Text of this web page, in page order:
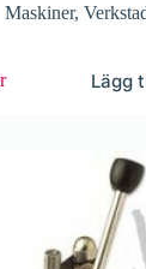
Maskiner,
Lägg